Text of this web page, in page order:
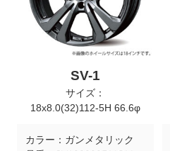
SV-1
サイズ：
18x8.0(32)112-5H 66.6φ
カラー： ガンメタリック